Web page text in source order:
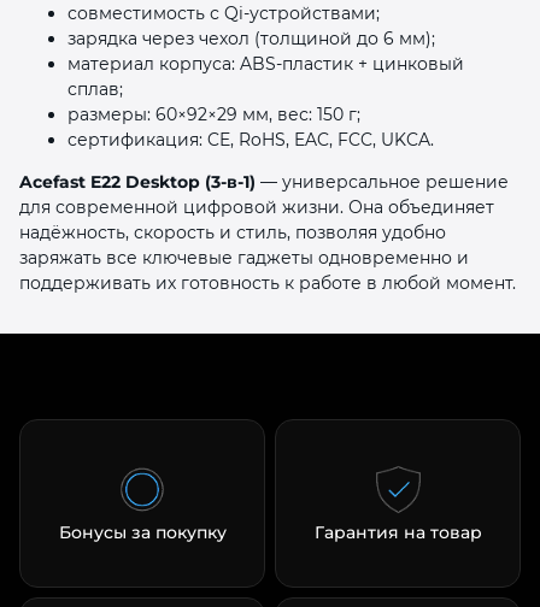
совместимость с Qi‑устройствами;
зарядка через чехол (толщиной до 6 мм);
материал корпуса: ABS‑пластик + цинковый
сплав;
размеры: 60×92×29 мм, вес: 150 г;
сертификация: CE, RoHS, EAC, FCC, UKCA.
Acefast E22 Desktop (3‑в‑1) — универсальное решение
для современной цифровой жизни. Она объединяет
надёжность, скорость и стиль, позволяя удобно
заряжать все ключевые гаджеты одновременно и
поддерживать их готовность к работе в любой момент.
Бонусы за покупку Гарантия на товар